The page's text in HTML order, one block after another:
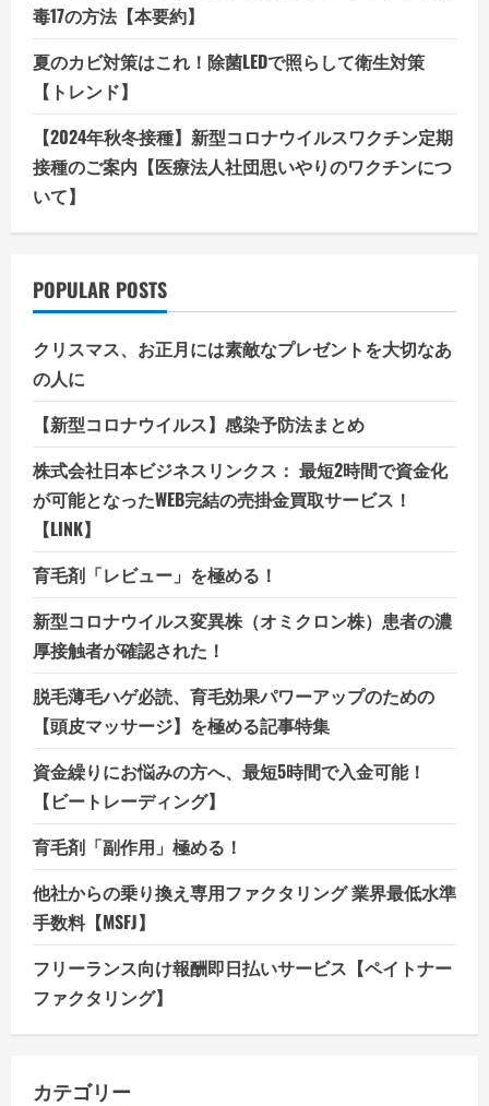
毒17の方法【本要約】
夏のカビ対策はこれ！除菌LEDで照らして衛生対策
【トレンド】
【2024年秋冬接種】新型コロナウイルスワクチン定期
接種のご案内【医療法人社団思いやりのワクチンにつ
いて】
POPULAR POSTS
クリスマス、お正月には素敵なプレゼントを大切なあ
の人に
【新型コロナウイルス】感染予防法まとめ
株式会社日本ビジネスリンクス： 最短2時間で資金化
が可能となったWEB完結の売掛金買取サービス！
【LINK】
育毛剤「レビュー」を極める！
新型コロナウイルス変異株（オミクロン株）患者の濃
厚接触者が確認された！
脱毛薄毛ハゲ必読、育毛効果パワーアップのための
【頭皮マッサージ】を極める記事特集
資金繰りにお悩みの方へ、最短5時間で入金可能！
【ビートレーディング】
育毛剤「副作用」極める！
他社からの乗り換え専用ファクタリング 業界最低水準
手数料【MSFJ】
フリーランス向け報酬即日払いサービス【ペイトナー
ファクタリング】
カテゴリー